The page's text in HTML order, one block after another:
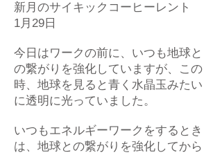
新月のサイキックコーヒーレント
1月29日
今日はワークの前に、いつも地球と
の繋がりを強化していますが、この
時、地球を見ると青く水晶玉みたい
に透明に光っていました。
いつもエネルギーワークをするとき
は、地球との繋がりを強化してから